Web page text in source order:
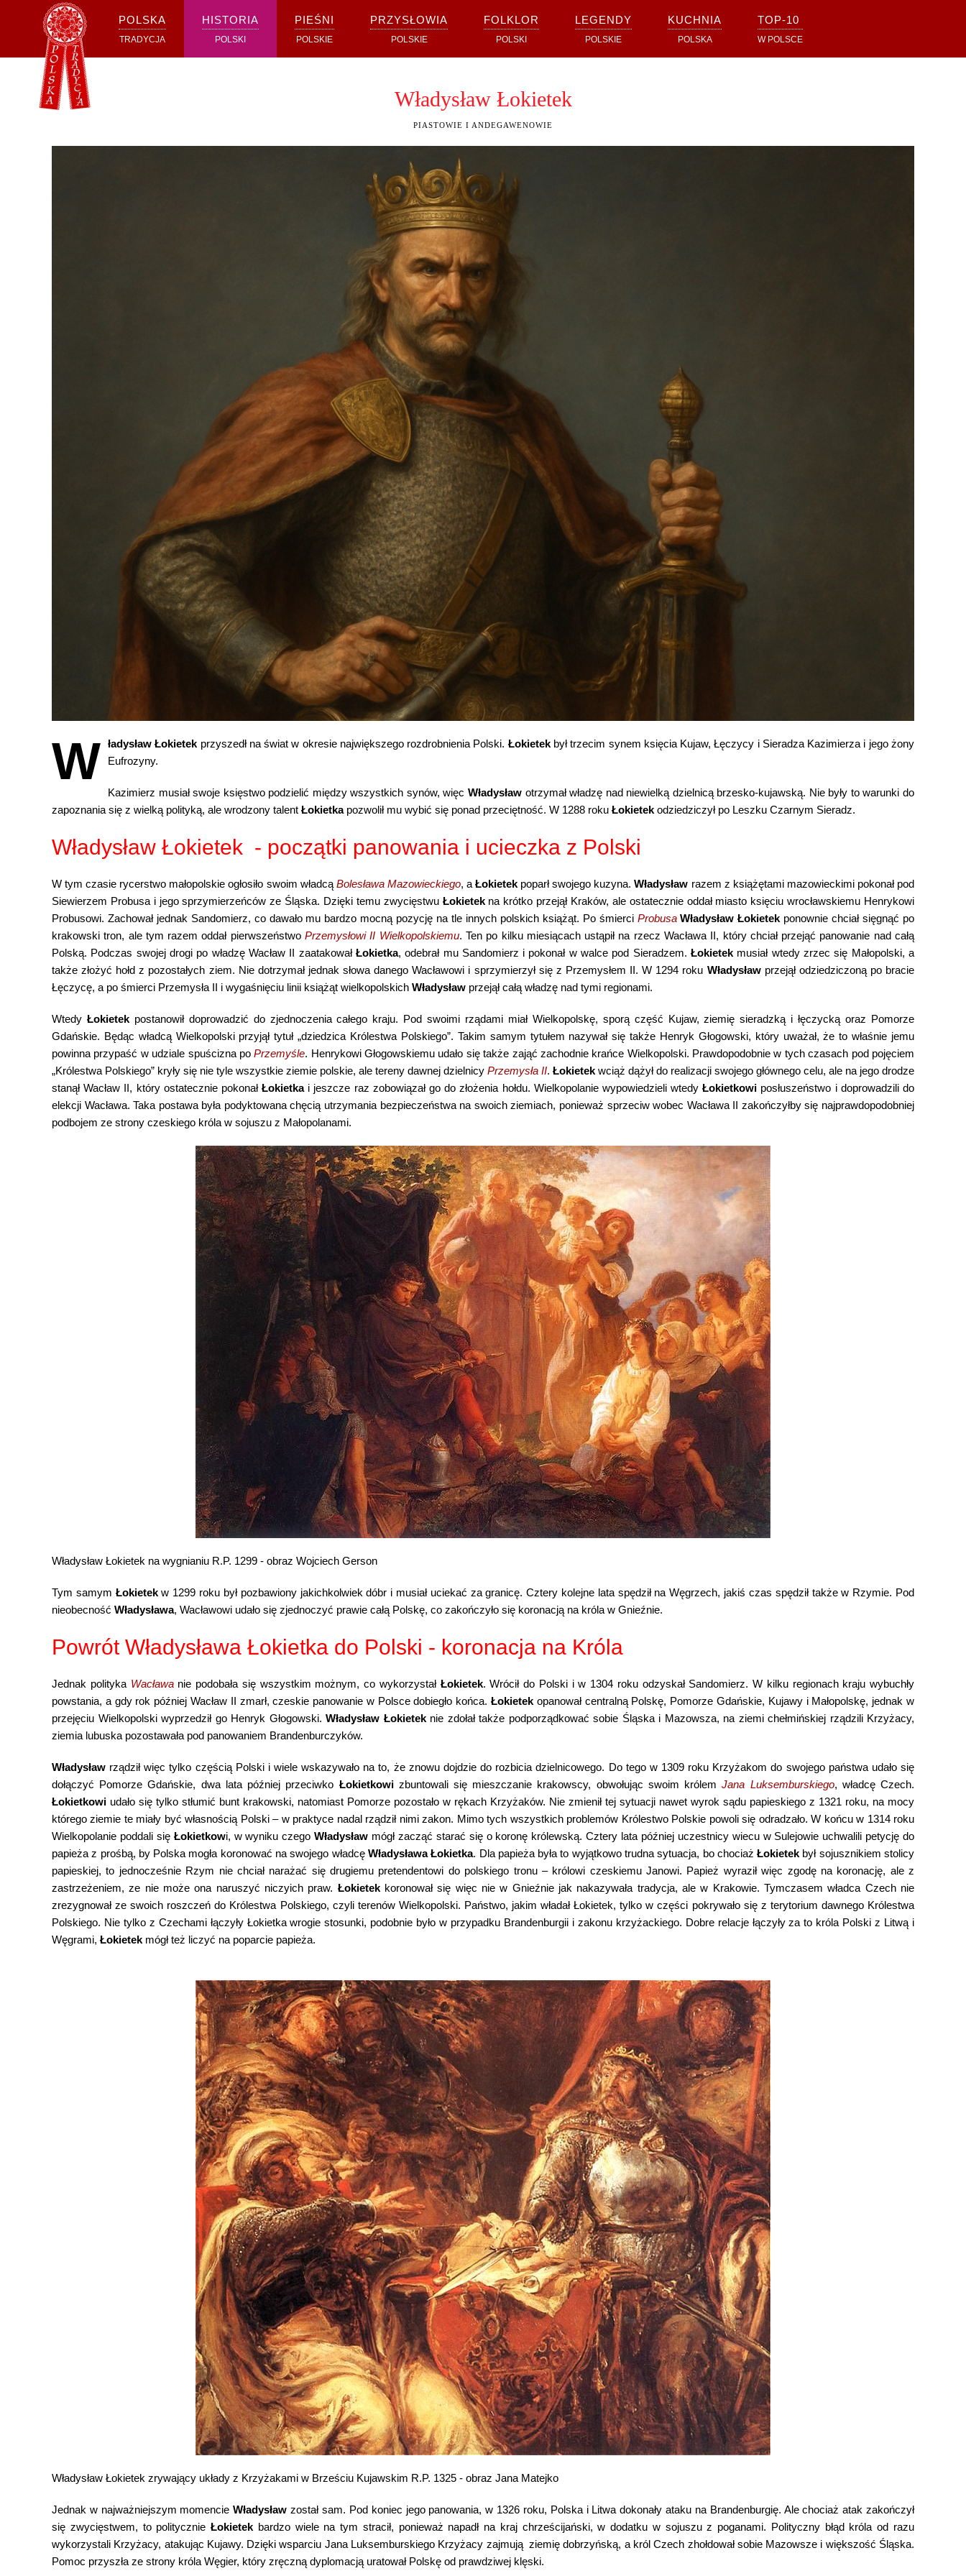
Przejdź do głównej treści
POLSKA
TRADYCJA
HISTORIA
POLSKI
PIEŚNI
POLSKIE
PRZYSŁOWIA
POLSKIE
FOLKLOR
POLSKI
LEGENDY
POLSKIE
KUCHNIA
POLSKA
TOP-10
W POLSCE
Władysław Łokietek
PIASTOWIE I ANDEGAWENOWIE
W ładysław Łokietek przyszedł na świat w okresie największego rozdrobnienia Polski. Łokietekbył trzecim synem księcia Kujaw, Łęczycy i Sieradza Kazimierza i jego żony
Eufrozyny.
Kazimierz musiał swoje księstwo podzielić między wszystkich synów, więc Władysławotrzymał władzę nad niewielką dzielnicą brzesko-kujawską. Nie były to warunki do
zapoznania się z wielką polityką, ale wrodzony talent Łokietkapozwolił mu wybić się ponad przeciętność. W 1288 roku Łokietek odziedziczył po Leszku Czarnym Sieradz.
Władysław Łokietek - początki panowania i ucieczka z Polski
W tym czasie rycerstwo małopolskie ogłosiło swoim władcą Bolesława Mazowieckiego, aŁokietek poparł swojego kuzyna.Władysław razem z książętami mazowieckimi pokonał pod
Siewierzem Probusa i jego sprzymierzeńców ze Śląska. Dzięki temu zwycięstwu Łokietekna krótko przejął Kraków, ale ostatecznie oddał miasto księciu wrocławskiemu Henrykowi
Probusowi. Zachował jednak Sandomierz, co dawało mu bardzo mocną pozycję na tle innych polskich książąt. Po śmierci Probusa Władysław Łokietek ponownie chciał sięgnąć po
krakowski tron, ale tym razem oddał pierwszeństwoPrzemysłowi II Wielkopolskiemu. Ten po kilku miesiącach ustąpił na rzecz Wacława II, który chciał przejąć panowanie nad całą
Polską. Podczas swojej drogi po władzę Wacław II zaatakował Łokietka, odebrał mu Sandomierz i pokonał w walce pod Sieradzem.Łokietek musiał wtedy zrzec się Małopolski, a
także złożyć hołd z pozostałych ziem. Nie dotrzymał jednak słowa danego Wacławowi i sprzymierzył się z Przemysłem II. W 1294 roku Władysławprzejął odziedziczoną po bracie
Łęczycę, a po śmierci Przemysła II i wygaśnięciu linii książąt wielkopolskich Władysław przejął całą władzę nad tymi regionami.
Wtedy Łokietekpostanowił doprowadzić do zjednoczenia całego kraju. Pod swoimi rządami miał Wielkopolskę, sporą część Kujaw, ziemię sieradzką i łęczycką oraz Pomorze
Gdańskie. Będąc władcą Wielkopolski przyjął tytuł „dziedzica Królestwa Polskiego”. Takim samym tytułem nazywał się także Henryk Głogowski, który uważał, że to właśnie jemu
powinna przypaść w udziale spuścizna poPrzemyśle. Henrykowi Głogowskiemu udało się także zająć zachodnie krańce Wielkopolski. Prawdopodobnie w tych czasach pod pojęciem
„Królestwa Polskiego” kryły się nie tyle wszystkie ziemie polskie, ale tereny dawnej dzielnicy Przemysła II. Łokietek wciąż dążył do realizacji swojego głównego celu, ale na jego drodze
stanął Wacław II, który ostatecznie pokonałŁokietkai jeszcze raz zobowiązał go do złożenia hołdu. Wielkopolanie wypowiedzieli wtedyŁokietkowi posłuszeństwo i doprowadzili do
elekcji Wacława. Taka postawa była podyktowana chęcią utrzymania bezpieczeństwa na swoich ziemiach, ponieważ sprzeciw wobec Wacława II zakończyłby się najprawdopodobniej
podbojem ze strony czeskiego króla w sojuszu z Małopolanami.
Władysław Łokietek na wygnianiu R.P. 1299 - obraz Wojciech Gerson
Tym samym Łokietekw 1299 roku był pozbawiony jakichkolwiek dóbr i musiał uciekać za granicę. Cztery kolejne lata spędził na Węgrzech, jakiś czas spędził także w Rzymie. Pod
nieobecność Władysława, Wacławowi udało się zjednoczyć prawie całą Polskę, co zakończyło się koronacją na króla w Gnieźnie.
Powrót Władysława Łokietka do Polski - koronacja na Króla
Jednak polityka Wacławanie podobała się wszystkim możnym, co wykorzystał Łokietek. Wrócił do Polski i w 1304 roku odzyskał Sandomierz. W kilku regionach kraju wybuchły
powstania, a gdy rok później Wacław II zmarł, czeskie panowanie w Polsce dobiegło końca.Łokietek opanował centralną Polskę, Pomorze Gdańskie, Kujawy i Małopolskę, jednak w
przejęciu Wielkopolski wyprzedził go Henryk Głogowski. Władysław Łokieteknie zdołał także podporządkować sobie Śląska i Mazowsza, na ziemi chełmińskiej rządzili Krzyżacy,
ziemia lubuska pozostawała pod panowaniem Brandenburczyków.
Władysław rządził więc tylko częścią Polski i wiele wskazywało na to, że znowu dojdzie do rozbicia dzielnicowego. Do tego w 1309 roku Krzyżakom do swojego państwa udało się
dołączyć Pomorze Gdańskie, dwa lata później przeciwko Łokietkowizbuntowali się mieszczanie krakowscy, obwołując swoim królemJana Luksemburskiego, władcę Czech.
Łokietkowi udało się tylko stłumić bunt krakowski, natomiast Pomorze pozostało w rękach Krzyżaków. Nie zmienił tej sytuacji nawet wyrok sądu papieskiego z 1321 roku, na mocy
którego ziemie te miały być własnością Polski – w praktyce nadal rządził nimi zakon. Mimo tych wszystkich problemów Królestwo Polskie powoli się odradzało. W końcu w 1314 roku
Wielkopolanie poddali się Łokietkowi, w wyniku czegoWładysław mógł zacząć starać się o koronę królewską. Cztery lata później uczestnicy wiecu w Sulejowie uchwalili petycję do
papieża z prośbą, by Polska mogła koronować na swojego władcę Władysława Łokietka. Dla papieża była to wyjątkowo trudna sytuacja, bo chociażŁokietek był sojusznikiem stolicy
papieskiej, to jednocześnie Rzym nie chciał narażać się drugiemu pretendentowi do polskiego tronu – królowi czeskiemu Janowi. Papież wyraził więc zgodę na koronację, ale z
zastrzeżeniem, ze nie może ona naruszyć niczyich praw. Łokietekkoronował się więc nie w Gnieźnie jak nakazywała tradycja, ale w Krakowie. Tymczasem władca Czech nie
zrezygnował ze swoich roszczeń do Królestwa Polskiego, czyli terenów Wielkopolski. Państwo, jakim władał Łokietek, tylko w części pokrywało się z terytorium dawnego Królestwa
Polskiego. Nie tylko z Czechami łączyły Łokietka wrogie stosunki, podobnie było w przypadku Brandenburgii i zakonu krzyżackiego. Dobre relacje łączyły za to króla Polski z Litwą i
Węgrami, Łokietek mógł też liczyć na poparcie papieża.
Władysław Łokietek zrywający układy z Krzyżakami w Brześciu Kujawskim R.P. 1325 - obraz Jana Matejko
Jednak w najważniejszym momencieWładysław został sam. Pod koniec jego panowania, w 1326 roku, Polska i Litwa dokonały ataku na Brandenburgię. Ale chociaż atak zakończył
się zwycięstwem, to politycznieŁokietek bardzo wiele na tym stracił, ponieważ napadł na kraj chrześcijański, w dodatku w sojuszu z poganami. Polityczny błąd króla od razu
wykorzystali Krzyżacy, atakując Kujawy. Dzięki wsparciu Jana Luksemburskiego Krzyżacy zajmują ziemię dobrzyńską, a król Czech zhołdował sobie Mazowsze i większość Śląska.
Pomoc przyszła ze strony króla Węgier, który zręczną dyplomacją uratował Polskę od prawdziwej klęski.